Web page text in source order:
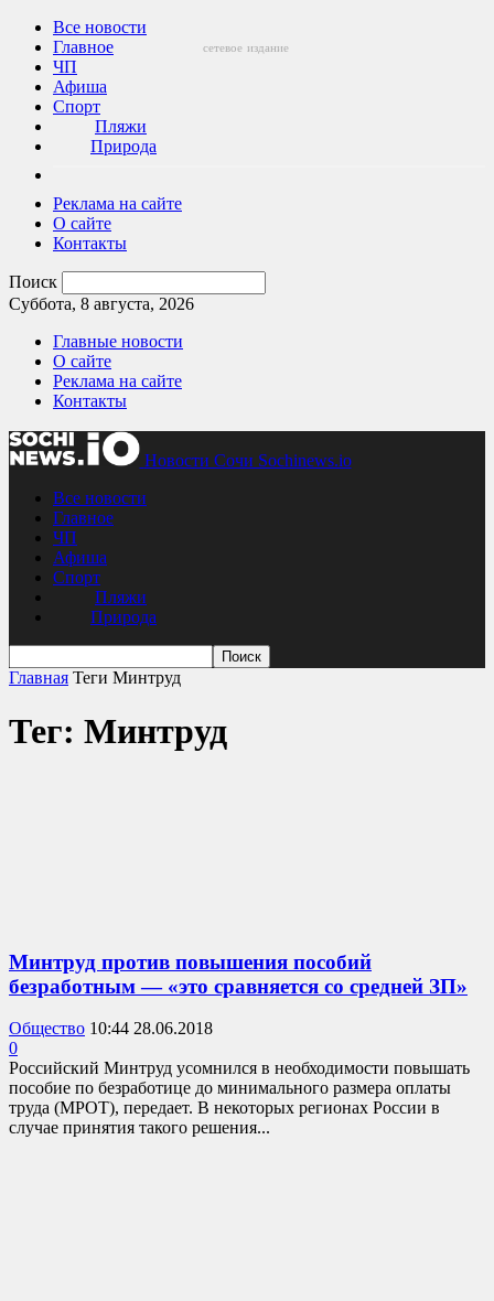
Все новости
Главное
ЧП
Афиша
Спорт
Пляжи
Природа
Реклама на сайте
О сайте
Контакты
Поиск
Суббота, 8 августа, 2026
Главные новости
О сайте
Реклама на сайте
Контакты
Новости Сочи Sochinews.io
сетевое издание
Все новости
Главное
ЧП
Афиша
Спорт
Пляжи
Природа
Главная Теги Минтруд
Тег: Минтруд
Минтруд против повышения пособий
безработным — «это сравняется со средней ЗП»
Общество 10:44 28.06.2018
0
Российский Минтруд усомнился в необходимости повышать
пособие по безработице до минимального размера оплаты
труда (МРОТ), передает. В некоторых регионах России в
случае принятия такого решения...